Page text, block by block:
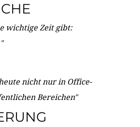
wichtige Zeit gibt:
nicht nur in Office-
Bereichen"